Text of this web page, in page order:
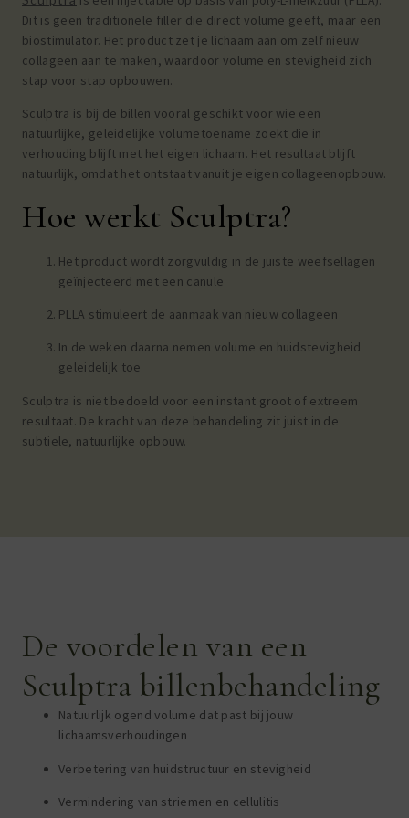
Dit is geen traditionele filler die direct volume geeft, maar een
biostimulator. Het product zet je lichaam aan om zelf nieuw
collageen aan te maken, waardoor volume en stevigheid zich
stap voor stap opbouwen.
Sculptra is bij de billen vooral geschikt voor wie een
natuurlijke, geleidelijke volumetoename zoekt die in
verhouding blijft met het eigen lichaam. Het resultaat blijft
natuurlijk, omdat het ontstaat vanuit je eigen collageenopbouw.
Hoe werkt Sculptra?
Het product wordt zorgvuldig in de juiste weefsellagen
geïnjecteerd met een canule
PLLA stimuleert de aanmaak van nieuw collageen
In de weken daarna nemen volume en huidstevigheid
geleidelijk toe
Sculptra is niet bedoeld voor een instant groot of extreem
resultaat. De kracht van deze behandeling zit juist in de
subtiele, natuurlijke opbouw.
De voordelen van een
Sculptra billenbehandeling
Natuurlijk ogend volume dat past bij jouw
lichaamsverhoudingen
Verbetering van huidstructuur en stevigheid
Vermindering van striemen en cellulitis